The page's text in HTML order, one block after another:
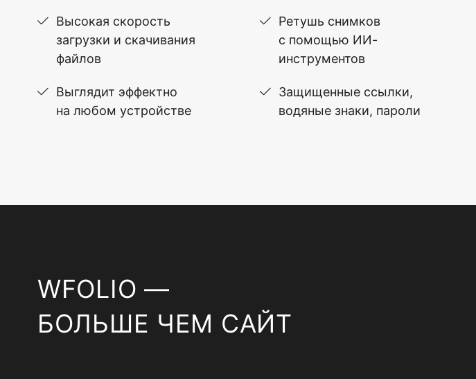
Высокая скорость
загрузки и скачивания
файлов
Выглядит эффектно
на любом устройстве
Ретушь снимков
с помощью ИИ-
инструментов
Защищенные ссылки,
водяные знаки, пароли
WFOLIO —
БОЛЬШЕ ЧЕМ САЙТ